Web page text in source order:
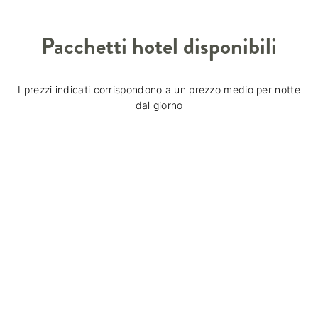
Pacchetti hotel disponibili
I prezzi indicati corrispondono a un prezzo medio per notte
dal giorno